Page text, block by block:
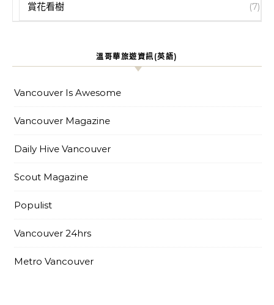
賞花看樹 (7)
溫哥華旅遊資訊(英語)
Vancouver Is Awesome
Vancouver Magazine
Daily Hive Vancouver
Scout Magazine
Populist
Vancouver 24hrs
Metro Vancouver